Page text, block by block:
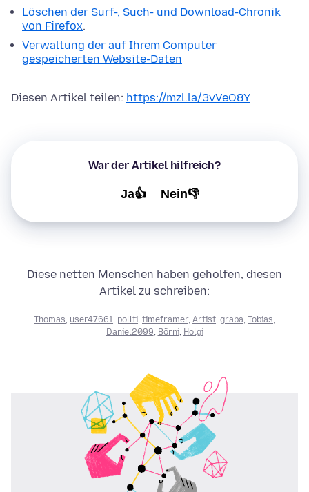
Löschen der Surf-, Such- und Download-Chronik
von Firefox.
Verwaltung der auf Ihrem Computer
gespeicherten Website-Daten
Diesen Artikel teilen: https://mzl.la/3vVeO8Y
War der Artikel hilfreich?
Ja👍 Nein👎
Diese netten Menschen haben geholfen, diesen
Artikel zu schreiben:
Thomas user47661 pollti timeframer, Artist graba Tobias
Daniel2099 Börni, Holgi